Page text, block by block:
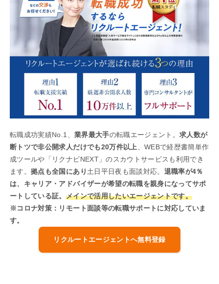
転職成功実績No.1、 業界最大手の転職エージェント。求人数が
断トツで非公開求人だけでも20万件以上
、WEBで経歴書簡単作
成ツールや「リクナビNEXT」のスカウトサービスも利用でき
ます。拠点も全国にあり 土日平日夜も面談対応。 退職率が4％
は、キャリア・アドバイザーが希望の転職を親身になってサポ
ートしている証。 メインで活用したいエージェントです。
※コロナ対策：リモート面談等の転職サポートに対応していま
す。
リクルートエージェントへ無料登録